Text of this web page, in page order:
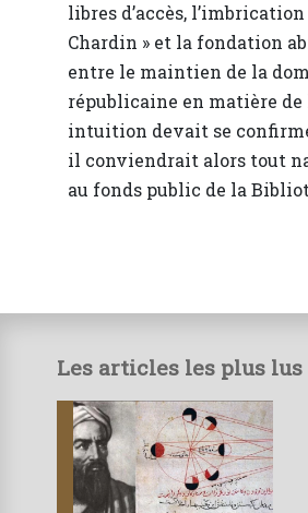
libres d’accès,
Chardin » et la fondation
entre le maintien de la
républicaine en matière
intuition devait se
il conviendrait alors tout
au fonds public de la
Les articles les plus lus